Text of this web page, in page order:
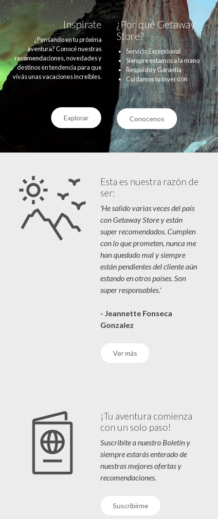
Inspirate
¿Pensando en tu próxima
aventura? Conocé nuestras
recomendaciones, novedades y
destinos en tendencia para que
vivás unas vacaciones increíbles.
¿Por qué Getaway
Store?
Servicio Excepcional
Siempre estamos a la mano
Respaldo y Garantía
Cuidamos tu Inversión
Explorar Conocenos
Esta es nuestra razón de
ser:
'He salido varias veces del país
con Getaway Store y están
super recomendados. Cumplen
con lo que prometen, nunca me
han quedado mal y siempre
están pendientes del cliente aún
estando en otros países. Son
super responsables.'
- Jeannette Fonseca
Gonzalez
Ver más
¡Tu aventura comienza
con un solo paso!
Suscribíte a nuestro Boletín y
siempre estarás enterado de
nuestras mejores ofertas y
recomendaciones.
Suscribirme